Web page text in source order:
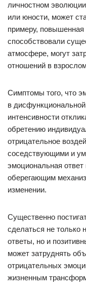
личностном
или юности, может
примеру, повышенная
способствовали
атмосфере, могут
отношений в
Симптомы того, что
в
интенсивности
обретению
отрицательное
соседствующими и
эмоциональная
оберегающим
изменении.
Существенно
сделаться не только
ответы, но и
может затруднять
отрицательных
жизненным